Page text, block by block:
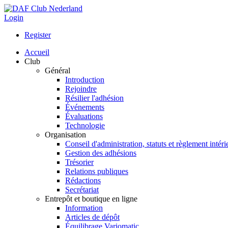
Login
Register
Accueil
Club
Général
Introduction
Rejoindre
Résilier l'adhésion
Événements
Évaluations
Technologie
Organisation
Conseil d'administration, statuts et règlement
Gestion des adhésions
Trésorier
Relations publiques
Rédactions
Secrétariat
Entrepôt et boutique en ligne
Information
Articles de dépôt
Équilibrage Variomatic